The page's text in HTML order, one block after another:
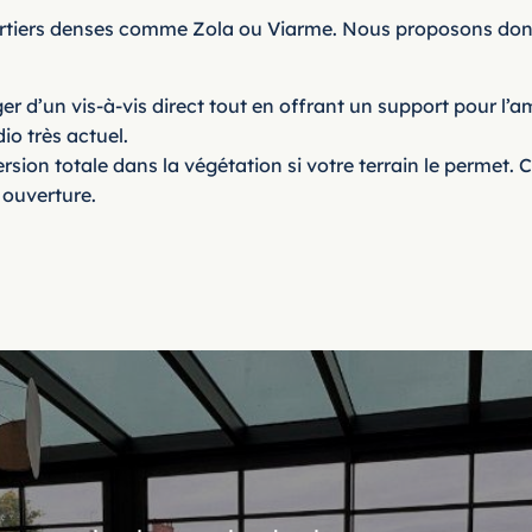
denses comme Zola ou Viarme. Nous proposons
d’un vis-à-vis direct tout en offrant un support pour
très actuel.
totale dans la végétation si votre terrain le permet.